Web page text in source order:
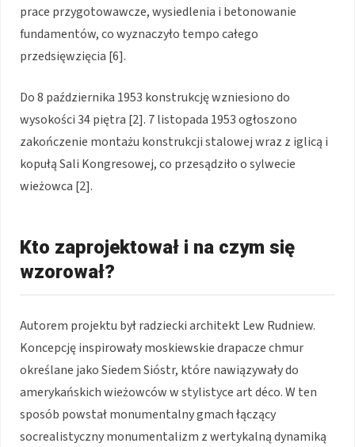
prace przygotowawcze, wysiedlenia i betonowanie
fundamentów, co wyznaczyło tempo całego
przedsięwzięcia [6].
Do 8 października 1953 konstrukcję wzniesiono do
wysokości 34 piętra [2]. 7 listopada 1953 ogłoszono
zakończenie montażu konstrukcji stalowej wraz z iglicą i
kopułą Sali Kongresowej, co przesądziło o sylwecie
wieżowca [2].
Kto zaprojektował i na czym się
wzorował?
Autorem projektu był radziecki architekt Lew Rudniew.
Koncepcję inspirowały moskiewskie drapacze chmur
określane jako Siedem Sióstr, które nawiązywały do
amerykańskich wieżowców w stylistyce art déco. W ten
sposób powstał monumentalny gmach łączący
socrealistyczny monumentalizm z wertykalną dynamiką